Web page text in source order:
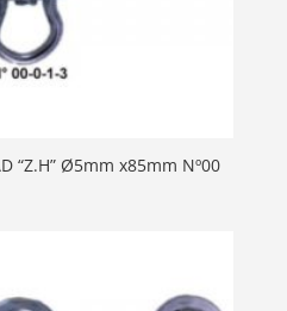
“Z.H” Ø5mm x85mm Nº00